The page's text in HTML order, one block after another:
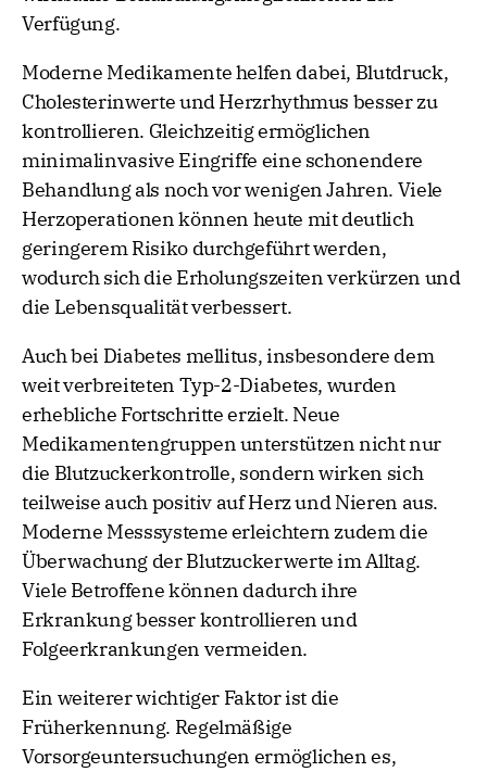
Verfügung.
Moderne Medikamente helfen dabei, Blutdruck,
Cholesterinwerte und Herzrhythmus besser zu
kontrollieren. Gleichzeitig ermöglichen
minimalinvasive Eingriffe eine schonendere
Behandlung als noch vor wenigen Jahren. Viele
Herzoperationen können heute mit deutlich
geringerem Risiko durchgeführt werden,
wodurch sich die Erholungszeiten verkürzen und
die Lebensqualität verbessert.
Auch bei Diabetes mellitus, insbesondere dem
weit verbreiteten Typ-2-Diabetes, wurden
erhebliche Fortschritte erzielt. Neue
Medikamentengruppen unterstützen nicht nur
die Blutzuckerkontrolle, sondern wirken sich
teilweise auch positiv auf Herz und Nieren aus.
Moderne Messsysteme erleichtern zudem die
Überwachung der Blutzuckerwerte im Alltag.
Viele Betroffene können dadurch ihre
Erkrankung besser kontrollieren und
Folgeerkrankungen vermeiden.
Ein weiterer wichtiger Faktor ist die
Früherkennung. Regelmäßige
Vorsorgeuntersuchungen ermöglichen es,